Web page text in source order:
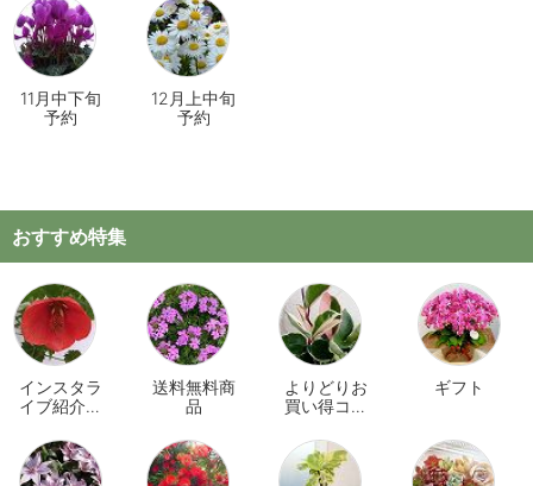
11月中下旬
予約
12月上中旬
予約
おすすめ特集
インスタラ
イブ紹介商
送料無料商
品
よりどりお
買い得コー
ギフト